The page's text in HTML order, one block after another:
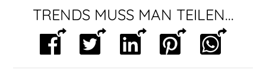
TRENDS MUSS MAN TEILEN...